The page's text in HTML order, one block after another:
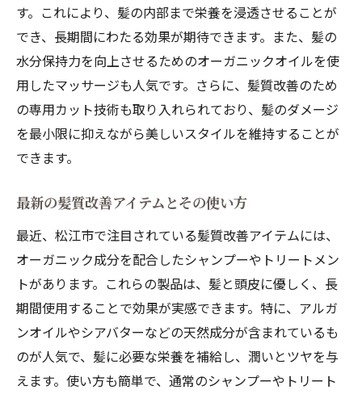
す。これにより、髪の内部まで栄養を浸透させることが
でき、長期間にわたる効果が期待できます。また、髪の
水分保持力を向上させるためのオーガニックオイルを使
用したマッサージも人気です。さらに、髪質改善のため
の専用カット技術も取り入れられており、髪のダメージ
を最小限に抑えながら美しいスタイルを維持することが
できます。
最新の髪質改善アイテムとその使い方
最近、松江市で注目されている髪質改善アイテムには、
オーガニック成分を配合したシャンプーやトリートメン
トがあります。これらの製品は、髪と頭皮に優しく、長
期間使用することで効果が実感できます。特に、アルガ
ンオイルやシアバターなどの天然成分が含まれているも
のが人気で、髪に必要な栄養を補給し、潤いとツヤを与
えます。使い方も簡単で、通常のシャンプーやトリート